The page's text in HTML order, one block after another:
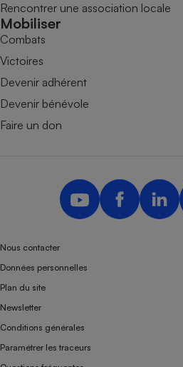
Rencontrer une association locale
Mobiliser
Combats
Victoires
Devenir adhérent
Devenir bénévole
Faire un don
Nous contacter
Données personnelles
Plan du site
Newsletter
Conditions générales
Paramétrer les traceurs